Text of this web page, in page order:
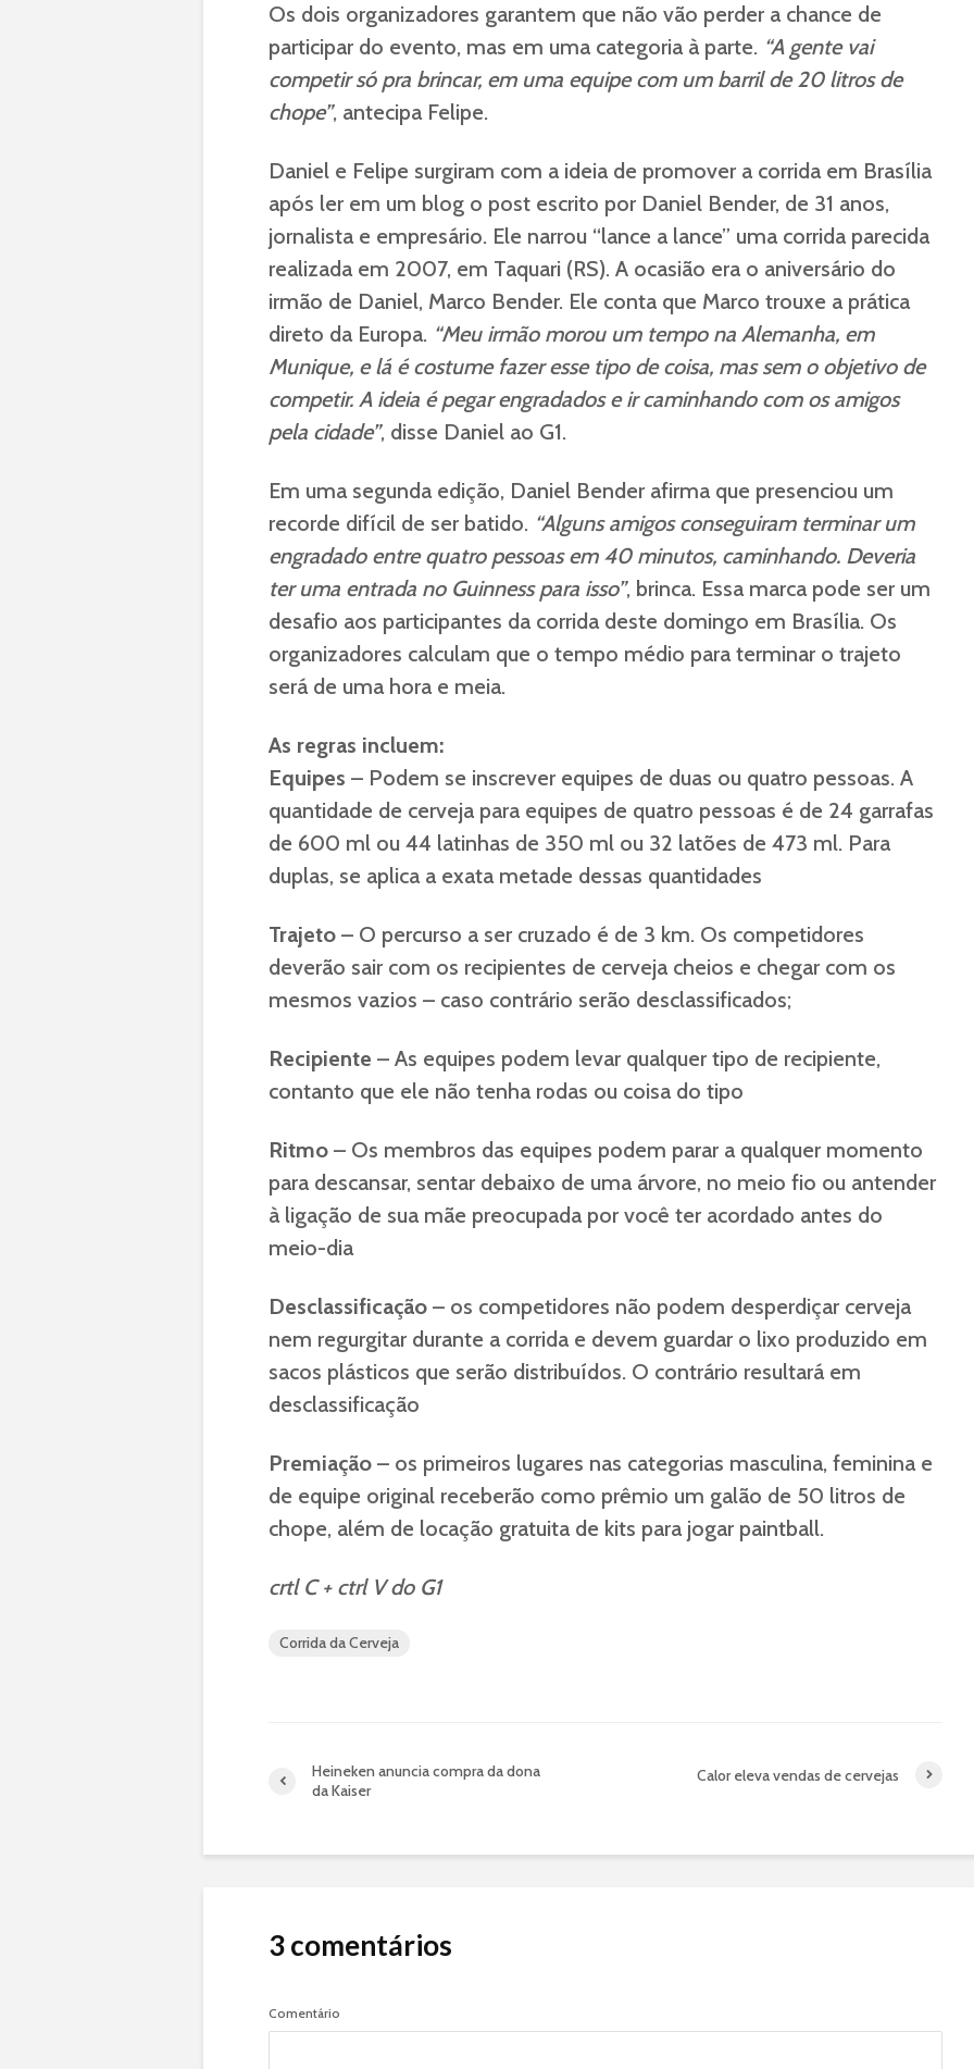
Os dois organizadores garantem que não vão perder a chance de
participar do evento, mas em uma categoria à parte. “A gente vai
competir só pra brincar, em uma equipe com um barril de 20 litros de
chope”, antecipa Felipe.
Daniel e Felipe surgiram com a ideia de promover a corrida em Brasília
após ler em um blog o post escrito por Daniel Bender, de 31 anos,
jornalista e empresário. Ele narrou “lance a lance” uma corrida parecida
realizada em 2007, em Taquari (RS). A ocasião era o aniversário do
irmão de Daniel, Marco Bender. Ele conta que Marco trouxe a prática
direto da Europa. “Meu irmão morou um tempo na Alemanha, em
Munique, e lá é costume fazer esse tipo de coisa, mas sem o objetivo de
competir. A ideia é pegar engradados e ir caminhando com os amigos
pela cidade”, disse Daniel ao G1.
Em uma segunda edição, Daniel Bender afirma que presenciou um
recorde difícil de ser batido. “Alguns amigos conseguiram terminar um
engradado entre quatro pessoas em 40 minutos, caminhando. Deveria
ter uma entrada no Guinness para isso”, brinca. Essa marca pode ser um
desafio aos participantes da corrida deste domingo em Brasília. Os
organizadores calculam que o tempo médio para terminar o trajeto
será de uma hora e meia.
As regras incluem:
Equipes – Podem se inscrever equipes de duas ou quatro pessoas. A
quantidade de cerveja para equipes de quatro pessoas é de 24 garrafas
de 600 ml ou 44 latinhas de 350 ml ou 32 latões de 473 ml. Para
duplas, se aplica a exata metade dessas quantidades
Trajeto – O percurso a ser cruzado é de 3 km. Os competidores
deverão sair com os recipientes de cerveja cheios e chegar com os
mesmos vazios – caso contrário serão desclassificados;
Recipiente – As equipes podem levar qualquer tipo de recipiente,
contanto que ele não tenha rodas ou coisa do tipo
Ritmo – Os membros das equipes podem parar a qualquer momento
para descansar, sentar debaixo de uma árvore, no meio fio ou antender
à ligação de sua mãe preocupada por você ter acordado antes do
meio-dia
Desclassificação – os competidores não podem desperdiçar cerveja
nem regurgitar durante a corrida e devem guardar o lixo produzido em
sacos plásticos que serão distribuídos. O contrário resultará em
desclassificação
Premiação – os primeiros lugares nas categorias masculina, feminina e
de equipe original receberão como prêmio um galão de 50 litros de
chope, além de locação gratuita de kits para jogar paintball.
crtl C + ctrl V do G1
Corrida da Cerveja
Heineken anuncia compra da dona
da Kaiser
Calor eleva vendas de cervejas
3 comentários
Comentário